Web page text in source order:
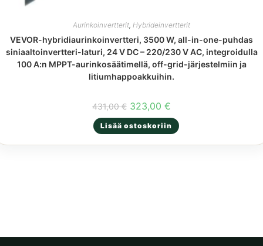
Aurinkoinvertterit, Hybrideinvertterit
VEVOR-hybridiaurinkoinvertteri, 3500 W, all-in-one-puhdas
siniaaltoinvertteri-laturi, 24 V DC – 220/230 V AC, integroidulla
100 A:n MPPT-aurinkosäätimellä, off-grid-järjestelmiin ja
litiumhappoakkuihin.
431,00€ Alkuperäinen
hinta
oli:
431,00 €.
323,00 €
on:
323,00 €.
Lisää ostoskoriin